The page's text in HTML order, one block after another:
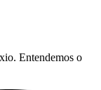
Entendemos o